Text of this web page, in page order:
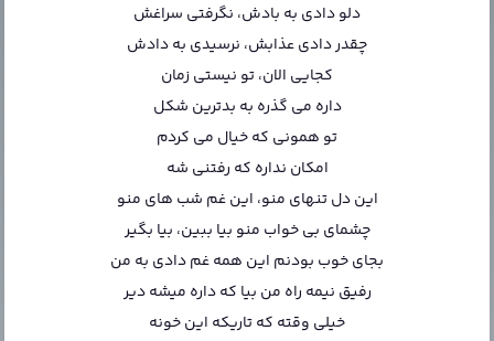
دلو دادی به بادش، نگرفتی سراغش
چقدر دادی عذابش، نرسیدی به دادش
کجایی الان، تو نیستی زمان
داره می گذره به بدترین شکل
تو همونی که خیال می کردم
امکان نداره که رفتنی شه
این دل تنهای منو، این غم شب های منو
چشمای بی خواب منو بیا ببین، بیا بگیر
بجای خوب بودنم این همه غم دادی به من
رفیق نیمه راه من بیا که داره میشه دیر
خیلی وقته که تاریکه این خونه